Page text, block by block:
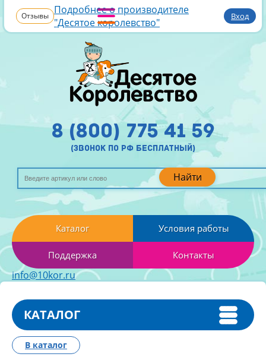
Отзывы Подробнее о производителе
"Десятое королевство"
Вход
Найти
8 (800) 775 41 59
(звонок по рф бесплатный)
Каталог Условия работы
Поддержка Контакты
info@10kor.ru
КАТАЛОГ
В каталог